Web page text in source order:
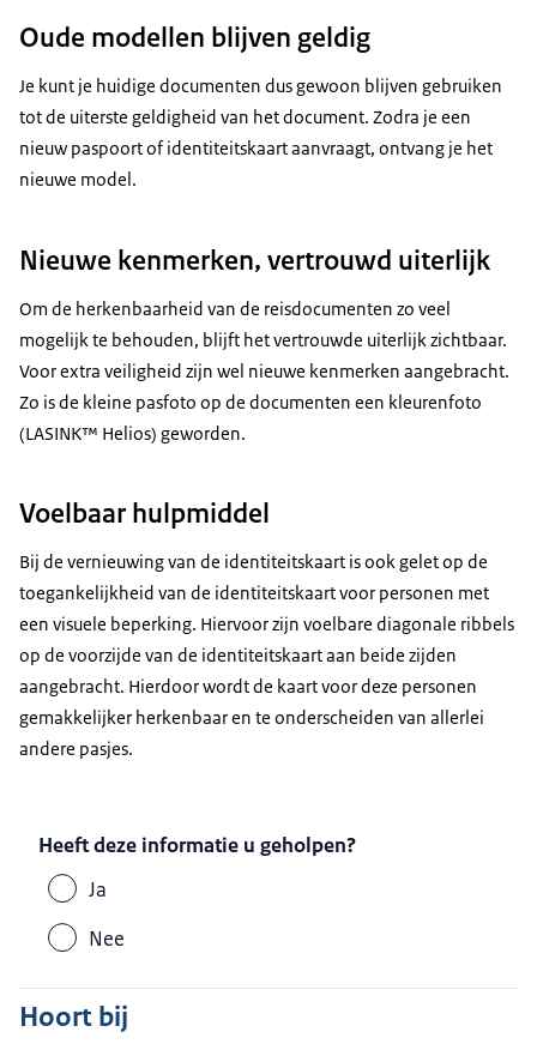
Oude modellen blijven geldig
Je kunt je huidige documenten dus gewoon blijven gebruiken
tot de uiterste geldigheid van het document. Zodra je een
nieuw paspoort of identiteitskaart aanvraagt, ontvang je het
nieuwe model.
Nieuwe kenmerken, vertrouwd uiterlijk
Om de herkenbaarheid van de reisdocumenten zo veel
mogelijk te behouden, blijft het vertrouwde uiterlijk zichtbaar.
Voor extra veiligheid zijn wel nieuwe kenmerken aangebracht.
Zo is de kleine pasfoto op de documenten een kleurenfoto
(LASINK™ Helios) geworden.
Voelbaar hulpmiddel
Bij de vernieuwing van de identiteitskaart is ook gelet op de
toegankelijkheid van de identiteitskaart voor personen met
een visuele beperking. Hiervoor zijn voelbare diagonale ribbels
op de voorzijde van de identiteitskaart aan beide zijden
aangebracht. Hierdoor wordt de kaart voor deze personen
gemakkelijker herkenbaar en te onderscheiden van allerlei
andere pasjes.
Heeft deze informatie u geholpen?
Ja
Nee
Hoort bij